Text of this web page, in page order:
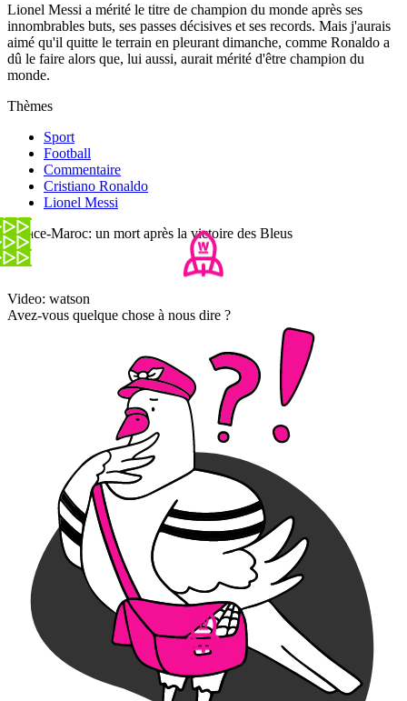
Lionel Messi a mérité le titre de champion du monde après ses
innombrables buts, ses passes décisives et ses records. Mais j'aurais
aimé qu'il quitte le terrain en pleurant dimanche, comme Ronaldo a
dû le faire alors que, lui aussi, aurait mérité d'être champion du
monde.
Thèmes
Sport
Football
Commentaire
Cristiano Ronaldo
Lionel Messi
France-Maroc: un mort après la victoire des Bleus
Video: watson
Avez-vous quelque chose à nous dire ?